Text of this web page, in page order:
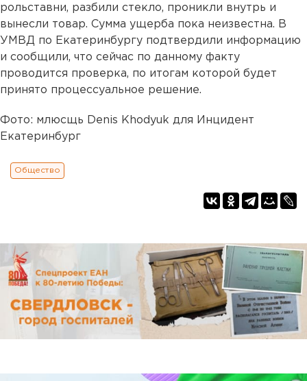
рольставни, разбили стекло, проникли внутрь и
вынесли товар. Сумма ущерба пока неизвестна. В
УМВД по Екатеринбургу подтвердили информацию
и сообщили, что сейчас по данному факту
проводится проверка, по итогам которой будет
принято процессуальное решение.
Фото: млюсщь Denis Khodyuk для Инцидент
Екатеринбург
Общество